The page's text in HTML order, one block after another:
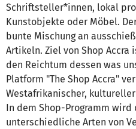
Schriftsteller*innen, lokal
Kunstobjekte oder Möbel.
bunte Mischung an
Artikeln. Ziel von Shop Accra
den Reichtum dessen was
Platform "The Shop Accra"
Westafrikanischer,
In dem Shop-Programm
unterschiedliche Arten von